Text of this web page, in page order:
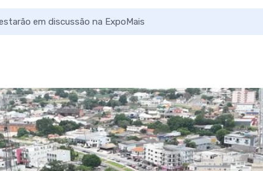
em discussão na ExpoMais